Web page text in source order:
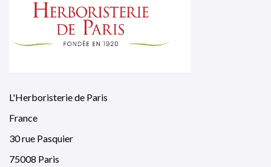
L'Herboristerie de Paris
France
30 rue Pasquier
75008 Paris